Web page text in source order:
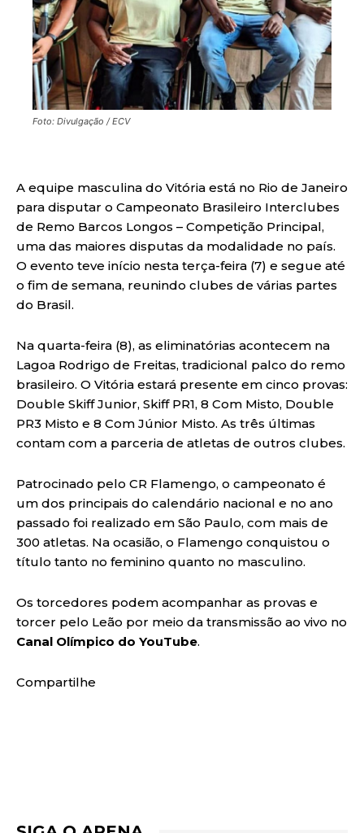
Foto: Divulgação / ECV
A equipe masculina do Vitória está no Rio de Janeiro
para disputar o Campeonato Brasileiro Interclubes
de Remo Barcos Longos – Competição Principal,
uma das maiores disputas da modalidade no país.
O evento teve início nesta terça-feira (7) e segue até
o fim de semana, reunindo clubes de várias partes
do Brasil.
Na quarta-feira (8), as eliminatórias acontecem na
Lagoa Rodrigo de Freitas, tradicional palco do remo
brasileiro. O Vitória estará presente em cinco provas:
Double Skiff Junior, Skiff PR1, 8 Com Misto, Double
PR3 Misto e 8 Com Júnior Misto. As três últimas
contam com a parceria de atletas de outros clubes.
Patrocinado pelo CR Flamengo, o campeonato é
um dos principais do calendário nacional e no ano
passado foi realizado em São Paulo, com mais de
300 atletas. Na ocasião, o Flamengo conquistou o
título tanto no feminino quanto no masculino.
Os torcedores podem acompanhar as provas e
torcer pelo Leão por meio da transmissão ao vivo no
Canal Olímpico do YouTube.
Compartilhe